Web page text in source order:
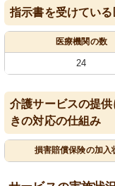
指示書を受けてい
医療機関の数
24
介護サービスの提
きの対応の仕組み
損害賠償保険の加入